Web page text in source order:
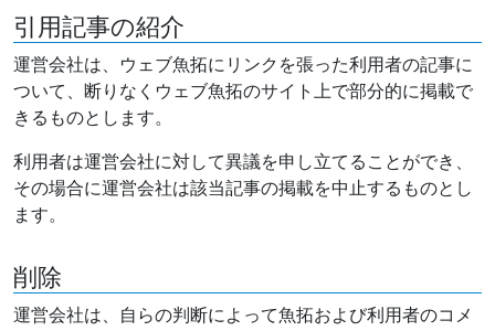
引用記事の紹介
運営会社は、ウェブ魚拓にリンクを張った利用者の記事に
ついて、断りなくウェブ魚拓のサイト上で部分的に掲載で
きるものとします。
利用者は運営会社に対して異議を申し立てることができ、
その場合に運営会社は該当記事の掲載を中止するものとし
ます。
削除
運営会社は、自らの判断によって魚拓および利用者のコメ